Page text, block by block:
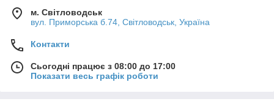
м. Світловодськ
вул. Приморська б.74, Світловодськ, Україна
Контакти
Сьогодні працює з 08:00 до 17:00
Показати весь графік роботи